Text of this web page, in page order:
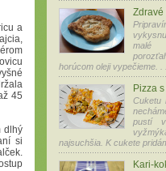
a
45
dlhý
si
Zdravé
malé
horúcom oleji vypečieme. . .
Pizza
Cuketu
pustí
najsuchšia. K cukete
Kari-